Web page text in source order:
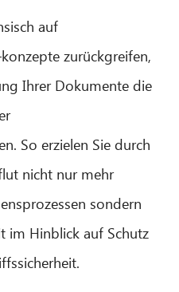
auf
zurückgreifen,
Ihrer Dokumente die
So erzielen Sie durch
nicht nur mehr
sondern
im Hinblick auf Schutz